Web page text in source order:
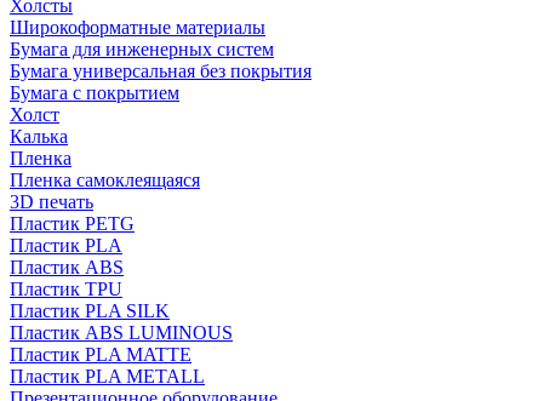
Холсты
Широкоформатные материалы
Бумага для инженерных систем
Бумага универсальная без покрытия
Бумага с покрытием
Холст
Калька
Пленка
Пленка самоклеящаяся
3D печать
Пластик PETG
Пластик PLA
Пластик ABS
Пластик TPU
Пластик PLA SILK
Пластик ABS LUMINOUS
Пластик PLA MATTE
Пластик PLA METALL